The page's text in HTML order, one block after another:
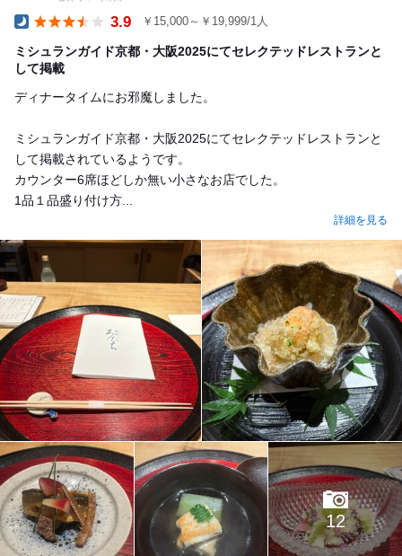
3.9 ￥15,000～￥19,999/1人
ミシュランガイド京都・大阪2025にてセレクテッドレストランと
して掲載
ディナータイムにお邪魔しました。
ミシュランガイド京都・大阪2025にてセレクテッドレストランと
して掲載されているようです。
カウンター6席ほどしか無い小さなお店でした。
1品１品盛り付け方...
詳細を見る
12